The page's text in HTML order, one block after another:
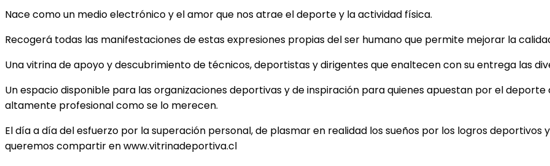
Nace como un medio electrónico y el amor que nos atrae el deporte y la actividad física.
Recogerá todas las manifestaciones de estas expresiones propias del ser humano que permite mejorar la
Una vitrina de apoyo y descubrimiento de técnicos, deportistas y dirigentes que enaltecen con su entrega las
Un espacio disponible para las organizaciones deportivas y de inspiración para quienes apuestan por el
altamente profesional como se lo merecen.
El día a día del esfuerzo por la superación personal, de plasmar en realidad los sueños por los logros
queremos compartir en www.vitrinadeportiva.cl